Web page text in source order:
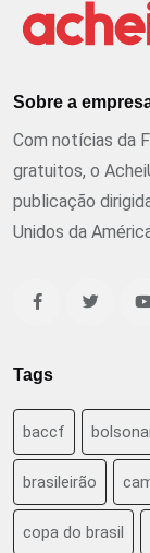
Sobre a
Com notícias da
gratuitos, o
publicação
Unidos da
Tags
baccf
brasileirão
copa do brasil